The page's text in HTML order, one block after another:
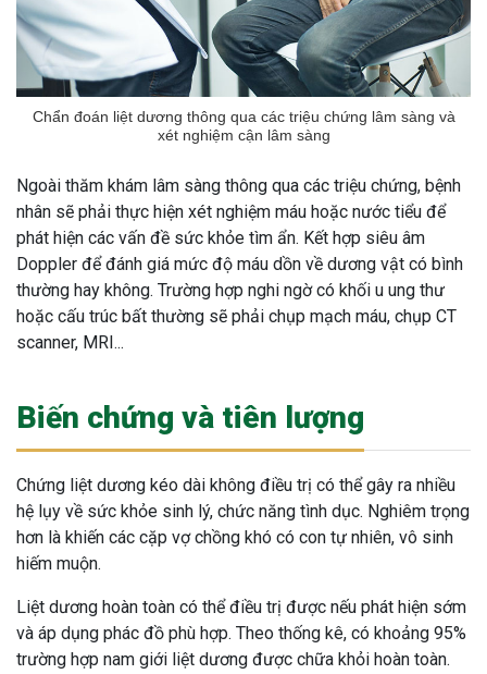
Chẩn đoán liệt dương thông qua các triệu chứng lâm sàng và
xét nghiệm cận lâm sàng
Ngoài thăm khám lâm sàng thông qua các triệu chứng, bệnh
nhân sẽ phải thực hiện xét nghiệm máu hoặc nước tiểu để
phát hiện các vấn đề sức khỏe tìm ẩn. Kết hợp siêu âm
Doppler để đánh giá mức độ máu dồn về dương vật có bình
thường hay không. Trường hợp nghi ngờ có khối u ung thư
hoặc cấu trúc bất thường sẽ phải chụp mạch máu, chụp CT
scanner, MRI...
Biến chứng và tiên lượng
Chứng liệt dương kéo dài không điều trị có thể gây ra nhiều
hệ lụy về sức khỏe sinh lý, chức năng tình dục. Nghiêm trọng
hơn là khiến các cặp vợ chồng khó có con tự nhiên, vô sinh
hiếm muộn.
Liệt dương hoàn toàn có thể điều trị được nếu phát hiện sớm
và áp dụng phác đồ phù hợp. Theo thống kê, có khoảng 95%
trường hợp nam giới liệt dương được chữa khỏi hoàn toàn.